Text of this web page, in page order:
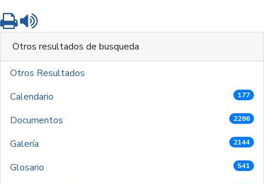
Imprimir
Otros resultados de busqueda
Otros Resultados
Calendario
177
Documentos 2286
Galería 2144
Glosario 541